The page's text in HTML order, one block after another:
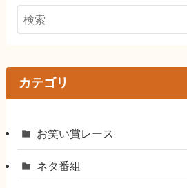
カテゴリ
お笑い賞レース
ネタ番組